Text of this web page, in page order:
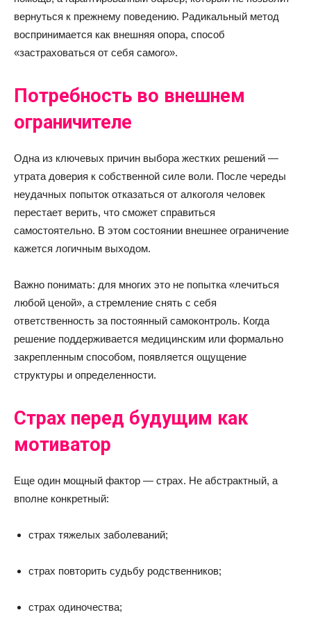
вернуться к прежнему поведению. Радикальный метод
воспринимается как внешняя опора, способ
«застраховаться от себя самого».
Потребность во внешнем
ограничителе
Одна из ключевых причин выбора жестких решений —
утрата доверия к собственной силе воли. После череды
неудачных попыток отказаться от алкоголя человек
перестает верить, что сможет справиться
самостоятельно. В этом состоянии внешнее ограничение
кажется логичным выходом.
Важно понимать: для многих это не попытка «лечиться
любой ценой», а стремление снять с себя
ответственность за постоянный самоконтроль. Когда
решение поддерживается медицинским или формально
закрепленным способом, появляется ощущение
структуры и определенности.
Страх перед будущим как
мотиватор
Еще один мощный фактор — страх. Не абстрактный, а
вполне конкретный:
страх тяжелых заболеваний;
страх повторить судьбу родственников;
страх одиночества;